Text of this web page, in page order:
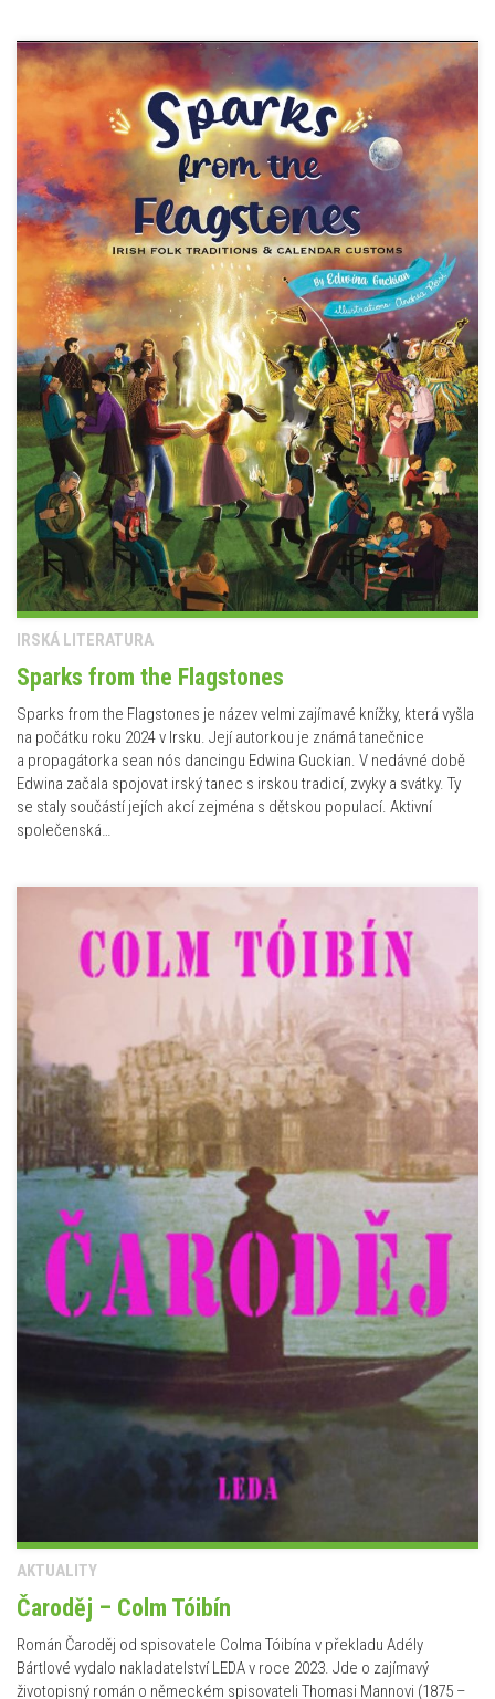
IRSKÁ LITERATURA
Sparks from the Flagstones
Sparks from the Flagstones je název velmi zajímavé knížky, která vyšla
na počátku roku 2024 v Irsku. Její autorkou je známá tanečnice
a propagátorka sean nós dancingu Edwina Guckian. V nedávné době
Edwina začala spojovat irský tanec s irskou tradicí, zvyky a svátky. Ty
se staly součástí jejích akcí zejména s dětskou populací. Aktivní
společenská…
AKTUALITY
Čaroděj – Colm Tóibín
Román Čaroděj od spisovatele Colma Tóibína v překladu Adély
Bártlové vydalo nakladatelství LEDA v roce 2023. Jde o zajímavý
životopisný román o německém spisovateli Thomasi Mannovi (1875 –